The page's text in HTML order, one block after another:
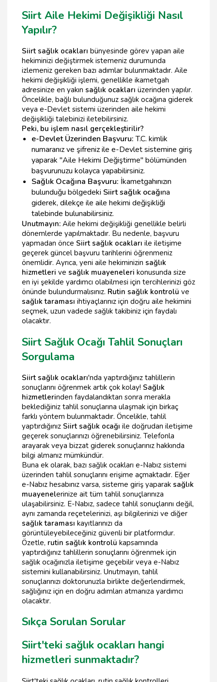
Siirt Aile Hekimi Değişikliği Nasıl
Yapılır?
Siirt sağlık ocakları bünyesinde görev yapan aile
hekiminizi değiştirmek istemeniz durumunda
izlemeniz gereken bazı adımlar bulunmaktadır. Aile
hekimi değişikliği işlemi, genellikle ikametgah
adresinize en yakın sağlık ocakları üzerinden yapılır.
Öncelikle, bağlı bulunduğunuz sağlık ocağına giderek
veya e-Devlet sistemi üzerinden aile hekimi
değişikliği talebinizi iletebilirsiniz.
Peki, bu işlem nasıl gerçekleştirilir?
e-Devlet Üzerinden Başvuru:T.C. kimlik
numaranız ve şifreniz ile e-Devlet sistemine giriş
yaparak "Aile Hekimi Değiştirme" bölümünden
başvurunuzu kolayca yapabilirsiniz.
Sağlık Ocağına Başvuru: İkametgahınızın
bulunduğu bölgedeki Siirt sağlık ocağına
giderek, dilekçe ile aile hekimi değişikliği
talebinde bulunabilirsiniz.
Unutmayın: Aile hekimi değişikliği genellikle belirli
dönemlerde yapılmaktadır. Bu nedenle, başvuru
yapmadan önce Siirt sağlık ocakları ile iletişime
geçerek güncel başvuru tarihlerini öğrenmeniz
önemlidir. Ayrıca, yeni aile hekiminizin sağlık
hizmetleri ve sağlık muayeneleri konusunda size
en iyi şekilde yardımcı olabilmesi için tercihlerinizi göz
önünde bulundurmalısınız. Rutin sağlık kontrolü ve
sağlık taraması ihtiyaçlarınız için doğru aile hekimini
seçmek, uzun vadede sağlık takibiniz için faydalı
olacaktır.
Siirt Sağlık Ocağı Tahlil Sonuçları
Sorgulama
Siirt sağlık ocakları'nda yaptırdığınız tahlillerin
sonuçlarını öğrenmek artık çok kolay! Sağlık
hizmetlerinden faydalandıktan sonra merakla
beklediğiniz tahlil sonuçlarına ulaşmak için birkaç
farklı yöntem bulunmaktadır. Öncelikle, tahlil
yaptırdığınız Siirt sağlık ocağı ile doğrudan iletişime
geçerek sonuçlarınızı öğrenebilirsiniz. Telefonla
arayarak veya bizzat giderek sonuçlarınız hakkında
bilgi almanız mümkündür.
Buna ek olarak, bazı sağlık ocakları e-Nabız sistemi
üzerinden tahlil sonuçlarını erişime açmaktadır. Eğer
e-Nabız hesabınız varsa, sisteme giriş yaparak sağlık
muayenelerinize ait tüm tahlil sonuçlarınıza
ulaşabilirsiniz. E-Nabız, sadece tahlil sonuçlarını değil,
aynı zamanda reçetelerinizi, aşı bilgilerinizi ve diğer
sağlık taraması kayıtlarınızı da
görüntüleyebileceğiniz güvenli bir platformdur.
Özetle, rutin sağlık kontrolü kapsamında
yaptırdığınız tahlillerin sonuçlarını öğrenmek için
sağlık ocağınızla iletişime geçebilir veya e-Nabız
sistemini kullanabilirsiniz. Unutmayın, tahlil
sonuçlarınızı doktorunuzla birlikte değerlendirmek,
sağlığınız için en doğru adımları atmanıza yardımcı
olacaktır.
Sıkça Sorulan Sorular
Siirt'teki sağlık ocakları hangi
hizmetleri sunmaktadır?